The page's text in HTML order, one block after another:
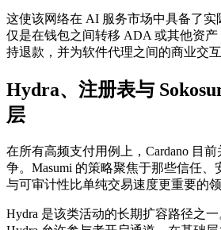
这使该网络在 AI 服务市场中具备了实
仅是在钱包之间转移 ADA 或其他资
持退款，并为软件代理之间的商业交
Hydra、注册表与
层
在所有高频支付用例上，Cardano 目
争。Masumi 的策略聚焦于那些信任
与可审计性比单纯交易速度更重要的领
Hydra 是该类活动的长期扩容路径之